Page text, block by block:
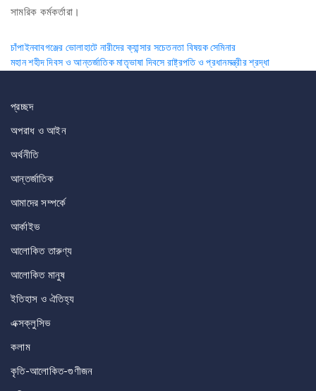
সামরিক কর্মকর্তারা।
Post
navigation
চাঁপাইনবাবগঞ্জের ভোলাহাটে নারীদের ক্যান্সার সচেতনতা বিষয়ক সেমিনার
মহান শহীদ দিবস ও আন্তর্জাতিক মাতৃভাষা দিবসে রাষ্ট্রপতি ও প্রধানমন্ত্রীর শ্রদ্ধা
প্রচ্ছদ
অপরাধ ও আইন
অর্থনীতি
আন্তর্জাতিক
আমাদের সম্পর্কে
আর্কাইভ
আলোকিত তারুণ্য
আলোকিত মানুষ
ইতিহাস ও ঐতিহ্য
এক্সক্লুসিভ
কলাম
কৃতি-আলোকিত-গুণীজন